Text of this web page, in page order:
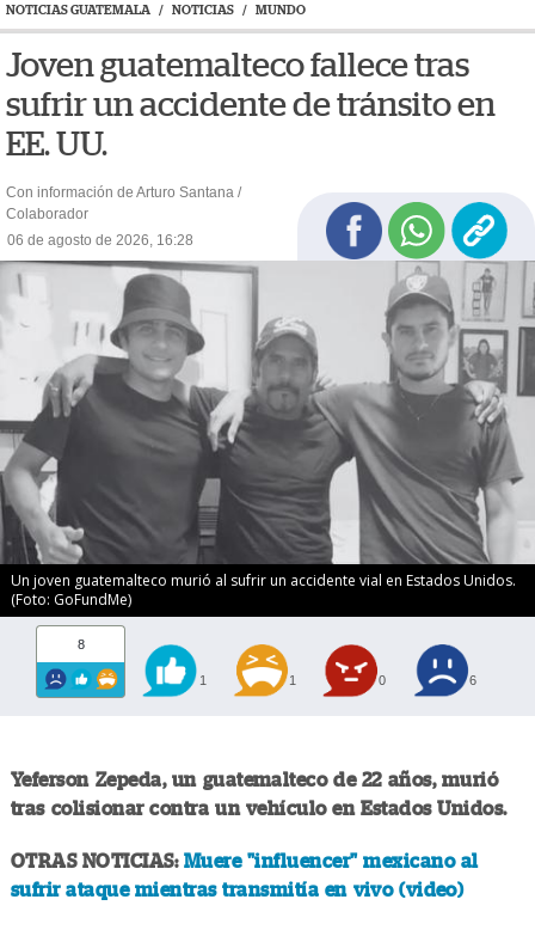
NOTICIAS GUATEMALA / NOTICIAS / MUNDO
Joven guatemalteco fallece tras
sufrir un accidente de tránsito en
EE. UU.
Con información de Arturo Santana /
Colaborador
06 de agosto de 2026, 16:28
Un joven guatemalteco murió al sufrir un accidente vial en Estados Unidos.
(Foto: GoFundMe)
8
1 1 0 6
Yeferson Zepeda, un guatemalteco de 22 años, murió
tras colisionar contra un vehículo en Estados Unidos.
OTRAS NOTICIAS: Muere "influencer" mexicano al
sufrir ataque mientras transmitía en vivo (video)